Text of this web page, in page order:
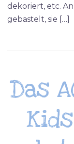
dekoriert, etc.
gebastelt, sie […]
Das